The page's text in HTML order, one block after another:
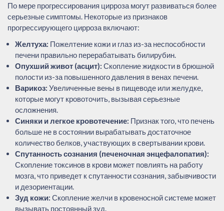
По мере прогрессирования цирроза могут развиваться более
серьезные симптомы. Некоторые из признаков
прогрессирующего цирроза включают:
Желтуха: Пожелтение кожи и глаз из-за неспособности
печени правильно перерабатывать билирубин.
Опухший живот (асцит): Скопление жидкости в брюшной
полости из-за повышенного давления в венах печени.
Варикоз: Увеличенные вены в пищеводе или желудке,
которые могут кровоточить, вызывая серьезные
осложнения.
Синяки и легкое кровотечение: Признак того, что печень
больше не в состоянии вырабатывать достаточное
количество белков, участвующих в свертывании крови.
Спутанность сознания (печеночная энцефалопатия):
Скопление токсинов в крови может повлиять на работу
мозга, что приведет к спутанности сознания, забывчивости
и дезориентации.
Зуд кожи: Скопление желчи в кровеносной системе может
вызывать постоянный зуд.